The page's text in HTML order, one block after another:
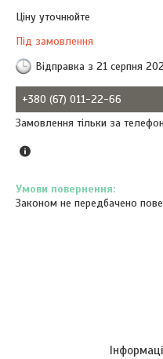
Ціну уточнюйте
Під замовлення
Відправка з 21 серпня
+380 (67) 011-22-66
Замовлення тільки за
Законом не передбачено